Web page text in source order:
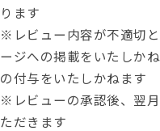
ります
※レビュー内容が不適切
ージへの掲載をいたしか
の付与をいたしかねます
※レビューの承認後、翌
ただきます